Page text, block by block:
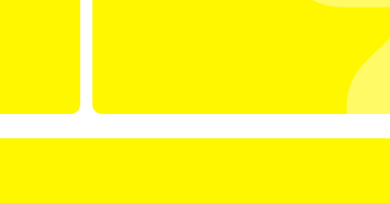
KRW - Won Surcoreano